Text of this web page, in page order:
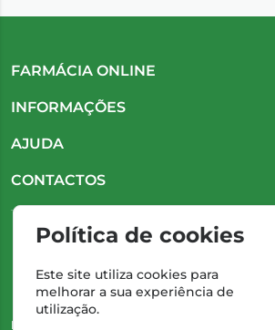
FARMÁCIA ONLINE
INFORMAÇÕES
AJUDA
CONTACTOS
Esta farmácia (Farmácia Gonçalves)
Política de cookies
Este site utiliza cookies para
melhorar a sua experiência de
utilização.